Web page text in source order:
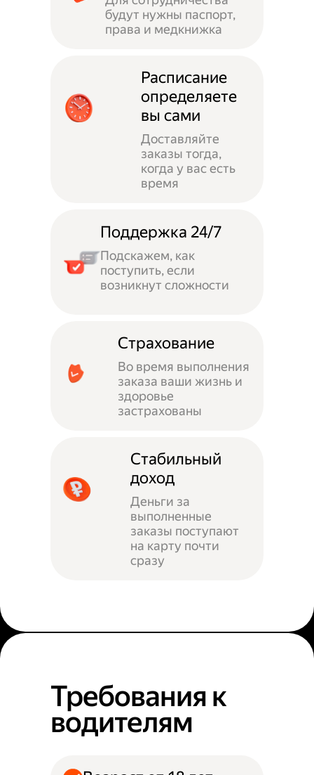
будут нужны паспорт,
права и медкнижка
Расписание
определяете
вы сами
Доставляйте
заказы тогда,
когда у вас есть
время
Поддержка 24/7
Подскажем, как
поступить, если
возникнут сложности
Страхование
Во время выполнения
заказа ваши жизнь и
здоровье
застрахованы
Стабильный
доход
Деньги за
выполненные
заказы поступают
на карту почти
сразу
Требования к
водителям